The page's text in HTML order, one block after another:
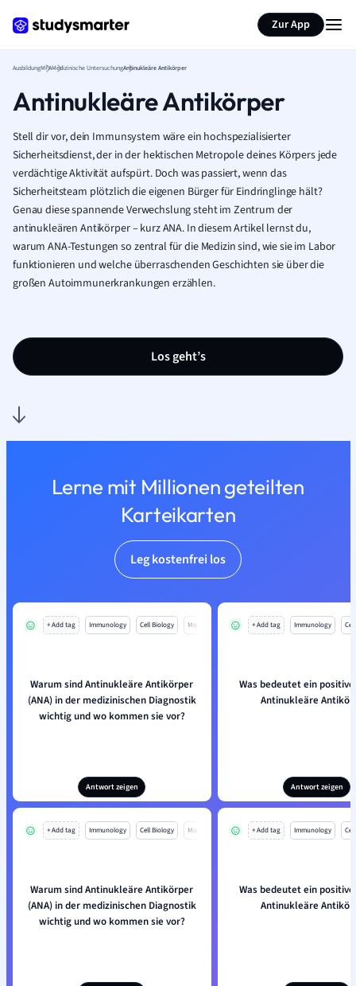
Zur App
AusbildungMFAMedizinische UntersuchungAntinukleäre Antikörper
Antinukleäre Antikörper
Stell dir vor, dein Immunsystem wäre ein hochspezialisierter
Sicherheitsdienst, der in der hektischen Metropole deines Körpers jede
verdächtige Aktivität aufspürt. Doch was passiert, wenn das
Sicherheitsteam plötzlich die eigenen Bürger für Eindringlinge hält?
Genau diese spannende Verwechslung steht im Zentrum der
antinukleären Antikörper – kurz ANA. In diesem Artikel lernst du,
warum ANA-Testungen so zentral für die Medizin sind, wie sie im Labor
funktionieren und welche überraschenden Geschichten sie über die
großen Autoimmunerkrankungen erzählen.
Los geht’s
Lerne mit Millionen geteilten
Karteikarten
Leg kostenfrei los
+ Add tag Immunology Cell Biology Mo
Warum sind Antinukleäre Antikörper
(ANA) in der medizinischen Diagnostik
wichtig und wo kommen sie vor?
Antwort zeigen
+ Add tag Immunology
Was bedeutet ein
Antinukleäre
Antwort zeigen
+ Add tag Immunology Cell Biology Mo
Warum sind Antinukleäre Antikörper
(ANA) in der medizinischen Diagnostik
wichtig und wo kommen sie vor?
+ Add tag Immunology
Was bedeutet ein
Antinukleäre